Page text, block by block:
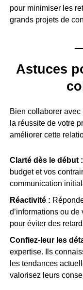
pour minimiser les
grands projets de
Astuces
Bien collaborer
la réussite de votre
améliorer cette
Clarté dès le début :
budget et vos
communication
Réactivité :
d’informations ou
pour éviter des
Confiez-leur les
expertise. Ils
les tendances
valorisez leurs